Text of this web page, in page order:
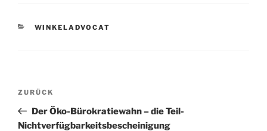
KATEGORIEN
WINKELADVOCAT
Beitragsnavigation
Vorheriger
Beitrag
ZURÜCK
Der Öko-Bürokratiewahn – die Teil-
Nichtverfügbarkeitsbescheinigung